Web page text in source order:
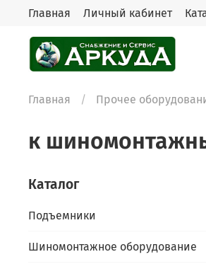
Главная Личный кабинет
Главная Прочее
к
Каталог
Подъемники
Шиномонтажное оборудование